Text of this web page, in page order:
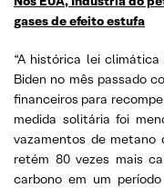
gases de efeito estufa
“A histórica lei
Biden no mês passado
financeiros para
medida solitária foi
vazamentos de
retém 80 vezes mais
carbono em um